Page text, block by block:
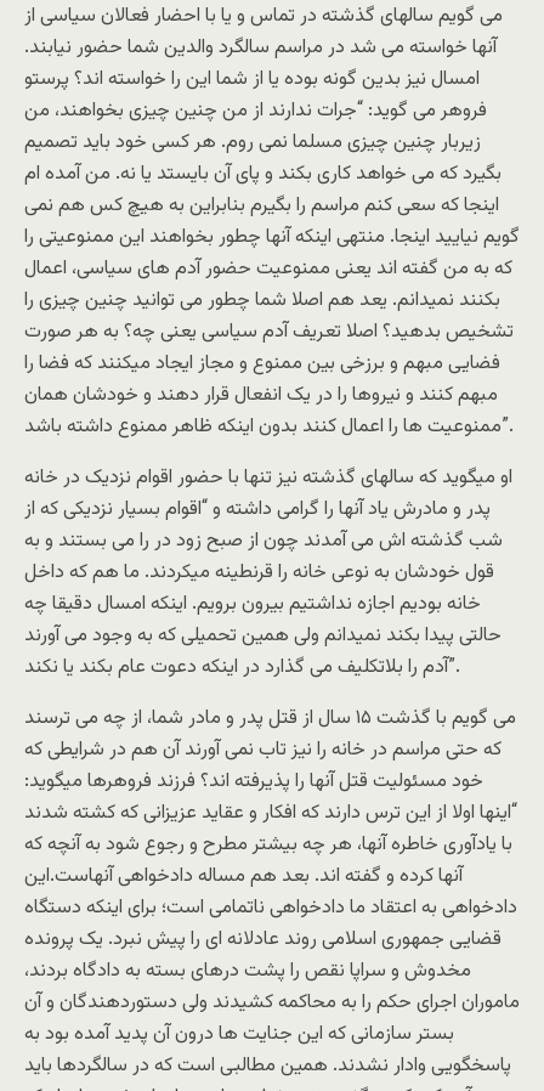
می گویم سالهای گذشته در تماس و یا با احضار فعالان سیاسی از
آنها خواسته می شد در مراسم سالگرد والدین شما حضور نیابند.
امسال نیز بدین گونه بوده یا از شما این را خواسته اند؟ پرستو
فروهر می گوید: “جرات ندارند از من چنین چیزی بخواهند، من
زیربار چنین چیزی مسلما نمی روم. هر کسی خود باید تصمیم
بگیرد که می خواهد کاری بکند و پای آن بایستد یا نه. من آمده ام
اینجا که سعی کنم مراسم را بگیرم بنابراین به هیچ کس هم نمی
گویم نیایید اینجا. منتهی اینکه آنها چطور بخواهند این ممنوعیتی را
که به من گفته اند یعنی ممنوعیت حضور آدم های سیاسی، اعمال
بکنند نمیدانم. یعد هم اصلا شما چطور می توانید چنین چیزی را
تشخیص بدهید؟ اصلا تعریف آدم سیاسی یعنی چه؟ به هر صورت
فضایی مبهم و برزخی بین ممنوع و مجاز ایجاد میکنند که فضا را
مبهم کنند و نیروها را در یک انفعال قرار دهند و خودشان همان
ممنوعیت ها را اعمال کنند بدون اینکه ظاهر ممنوع داشته باشد”.
او میگوید که سالهای گذشته نیز تنها با حضور اقوام نزدیک در خانه
پدر و مادرش یاد آنها را گرامی داشته و “اقوام بسیار نزدیکی که از
شب گذشته اش می آمدند چون از صبح زود در را می بستند و به
قول خودشان به نوعی خانه را قرنطینه میکردند. ما هم که داخل
خانه بودیم اجازه نداشتیم بیرون برویم. اینکه امسال دقیقا چه
حالتی پیدا بکند نمیدانم ولی همین تحمیلی که به وجود می آورند
آدم را بلاتکلیف می گذارد در اینکه دعوت عام بکند یا نکند”.
می گویم با گذشت ۱۵ سال از قتل پدر و مادر شما، از چه می ترسند
که حتی مراسم در خانه را نیز تاب نمی آورند آن هم در شرایطی که
خود مسئولیت قتل آنها را پذیرفته اند؟ فرزند فروهرها میگوید:
“اینها اولا از این ترس دارند که افکار و عقاید عزیزانی که کشته شدند
با یادآوری خاطره آنها، هر چه بیشتر مطرح و رجوع شود به آنچه که
آنها کرده و گفته اند. بعد هم مساله دادخواهی آنهاست.این
دادخواهی به اعتقاد ما دادخواهی ناتمامی است؛ برای اینکه دستگاه
قضایی جمهوری اسلامی روند عادلانه ای را پیش نبرد. یک پرونده
مخدوش و سراپا نقص را پشت درهای بسته به دادگاه بردند،
ماموران اجرای حکم را به محاکمه کشیدند ولی دستوردهندگان و آن
بستر سازمانی که این جنایت ها درون آن پدید آمده بود به
پاسخگویی وادار نشدند. همین مطالبی است که در سالگردها باید